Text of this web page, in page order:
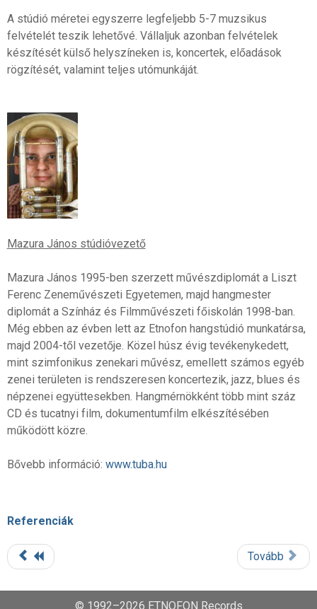
A stúdió méretei egyszerre legfeljebb 5-7 muzsikus
felvételét teszik lehetővé. Vállaljuk azonban felvételek
készítését külső helyszíneken is, koncertek, előadások
rögzítését, valamint teljes utómunkáját.
Mazura János stúdióvezető
Mazura János 1995-ben szerzett művészdiplomát a Liszt
Ferenc Zeneművészeti Egyetemen, majd hangmester
diplomát a Színház és Filmművészeti főiskolán 1998-ban.
Még ebben az évben lett az Etnofon hangstúdió munkatársa,
majd 2004-től vezetője. Közel húsz évig tevékenykedett,
mint szimfonikus zenekari művész, emellett számos egyéb
zenei területen is rendszeresen koncertezik, jazz, blues és
népzenei együttesekben. Hangmérnökként több mint száz
CD és tucatnyi film, dokumentumfilm elkészítésében
működött közre.
Bővebb információ: www.tuba.hu
Referenciák
Tovább
© 1992–2026 ETNOFON Records